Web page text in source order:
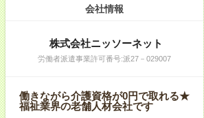
会社情報
株式会社ニッソーネット
労働者派遣事業許可番号:派27－029007
働きながら介護資格が0円で取れる★
福祉業界の老舗人材会社です